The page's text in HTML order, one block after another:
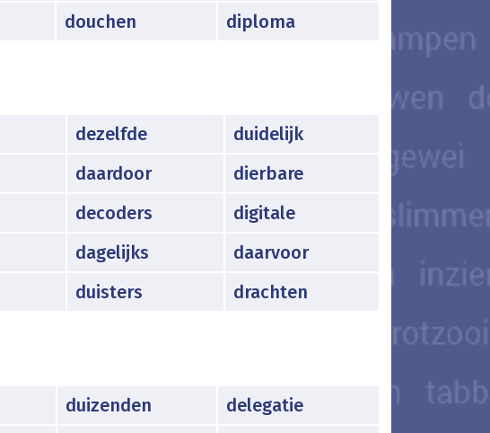
douchen diploma
dezelfde
duidelijk
daardoor
dierbare
decoders
digitale
dagelijks
daarvoor
duisters drachten
duizenden
delegatie